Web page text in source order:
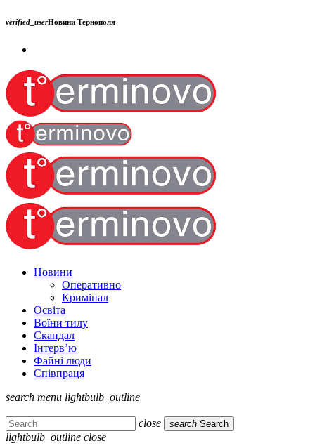
verified_userНовини Тернополя
Новини
Оперативно
Кримінал
Освіта
Воїни тилу
Скандал
Інтерв’ю
Файні люди
Співпраця
search menu lightbulb_outline
close search Search
lightbulb_outline close